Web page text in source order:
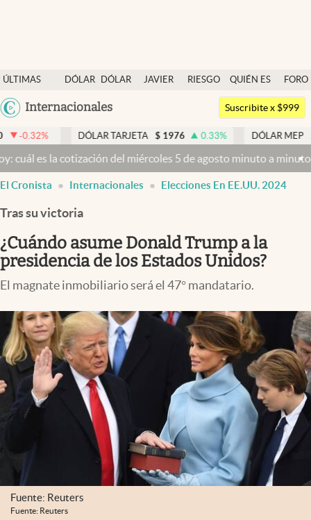
ÚLTIMAS
NOTICIAS
DÓLAR
DÓLAR
JAVIER
RIESGO
QUIÉN ES
QUIÉN
FORO
Argentina
México
Colombia
Internacionales
Dólar
Members
Economía y Política
Finanzas y Mercados
Mercados Online
Negocios
Columnistas
Otras secciones
Apertura
Infotechnology
Clase
Clima
Mundial 2026
Eventos Corporativos
El Cronista Studio
Mediakit
abre en nueva pestaña
Argentina
Suscribite x $999
DÓLAR TARJETA $ 1976 0.33% DÓLAR MEP 1518,45
del miércoles 5 de agosto minuto a minutoDólar hoy y
El Cronista Internacionales Elecciones En EE.UU. 2024
Tras su victoria
¿Cuándo asume Donald Trump a la
presidencia de los Estados Unidos?
El magnate inmobiliario será el 47° mandatario.
Fuente: Reuters
Fuente: Reuters